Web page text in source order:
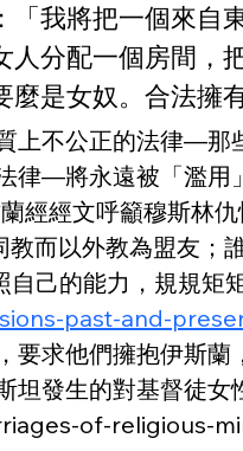
我將把一個來自
分配一個房間，
是女奴。合法擁
上不公正的法律—
律—將永遠被「濫用
經經文呼籲穆斯林
而以外教為盟友；
己的能力，規規矩
past-and-
求他們擁抱伊斯
發生的對基督徒
of-religious-